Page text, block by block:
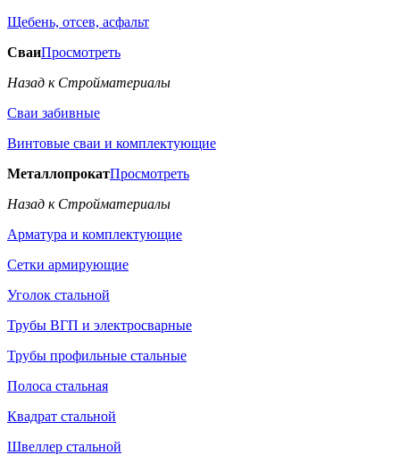
Щебень, отсев, асфальт
СваиПросмотреть
Назад к Стройматериалы
Сваи забивные
Винтовые сваи и комплектующие
МеталлопрокатПросмотреть
Назад к Стройматериалы
Арматура и комплектующие
Сетки армирующие
Уголок стальной
Трубы ВГП и электросварные
Трубы профильные стальные
Полоса стальная
Квадрат стальной
Швеллер стальной